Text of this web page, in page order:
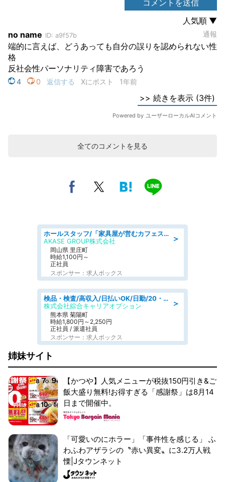
全てのコメントを見る
＞
ホールスタッフ/「家具屋が営むカフェスタッフ!」週2日～OK!嬉しいまかない付き/岡山県/浅口郡里庄町
AKASE GROUP株式会社
岡山県 里庄町
時給1,100円～
正社員
スポンサー：求人ボックス
＞
検品・検査/高収入/日払いOK/日勤/20・30・40代活躍中/製造 工場
株式会社綜合キャリアオプション
熊本県 菊陽町
時給1,800円～2,250円
正社員 / 派遣社員
スポンサー：求人ボックス
姉妹サイト
【かつや】人気メニューが税抜150円引き&ご
飯大盛り無料!お得すぎる「感謝祭」は8月14
日まで開催中。
「可愛いのにホラー」「事件性を感じる」 ふ
わふわアザラシの〝赤い異変〟に3.2万人戦
慄|Jタウンネット